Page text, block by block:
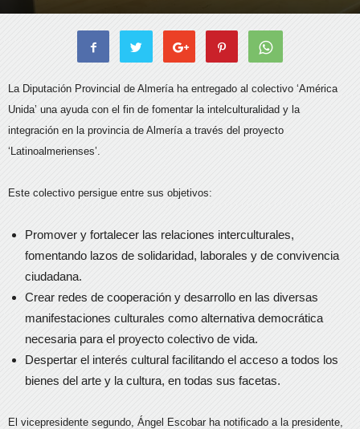
La Diputación Provincial de Almería ha entregado al colectivo ‘América
Unida’ una ayuda con el fin de fomentar la intelculturalidad y la
integración en la provincia de Almería a través del proyecto
‘Latinoalmerienses’.
Este colectivo persigue entre sus objetivos:
Promover y fortalecer las relaciones interculturales,
fomentando lazos de solidaridad, laborales y de convivencia
ciudadana.
Crear redes de cooperación y desarrollo en las diversas
manifestaciones culturales como alternativa democrática
necesaria para el proyecto colectivo de vida.
Despertar el interés cultural facilitando el acceso a todos los
bienes del arte y la cultura, en todas sus facetas.
El vicepresidente segundo, Ángel Escobar ha notificado a la presidente,